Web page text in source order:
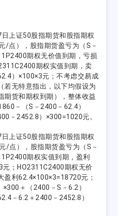
上证50股指期货和股指期权
/点），股指期货盈亏为（S－
期权无价值到期，亏损
期权实值到期，卖
）×100×3元；不考虑交易成
若无特意指出，以下均假设为
期货和期权到期），整体收益
－（S－2400－62.4）
－2452.8）×300=1020元。
上证50股指期货和股指期权
/点），股指期货盈亏为（S－
期权实值到期，盈利
元；HO2311C2400期权无价
盈利62.4×100×3=18720元；
＋（2400－S－6.2）
－6.2＋2400－2452.8）